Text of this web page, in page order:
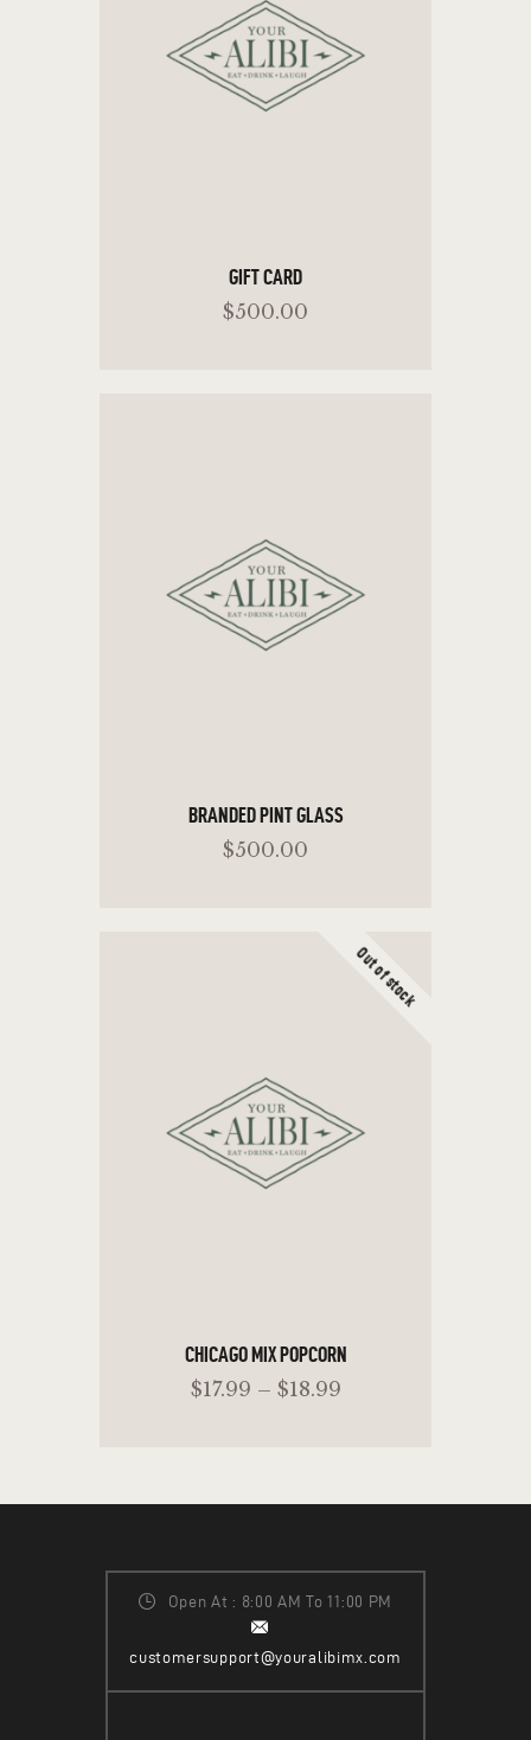
GIFT CARD
$500.00
BRANDED PINT GLASS
$500.00
Out of stock
CHICAGO MIX POPCORN
$17.99 – $18.99
Open At : 8:00 AM To 11:00 PM
customersupport@youralibimx.com